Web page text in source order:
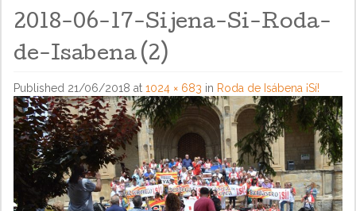
2018-06-17-Sijena-Si-Roda-
de-Isabena (2)
Published 21/06/2018 at 1024 × 683 in Roda de Isábena ¡Sí!